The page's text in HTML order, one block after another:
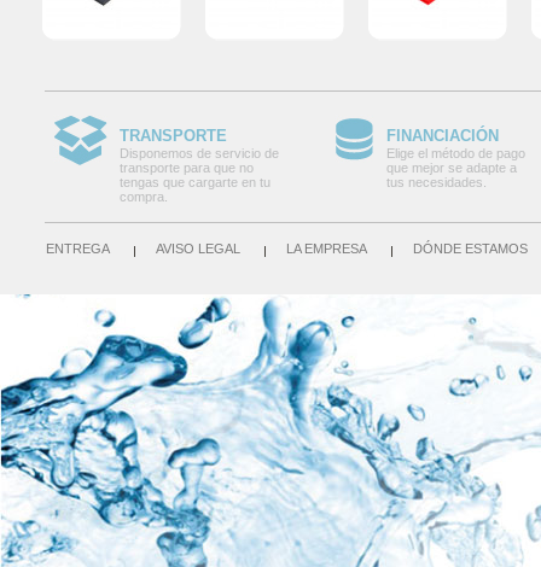
TRANSPORTE
Disponemos de servicio de
transporte para que no
tengas que cargarte en tu
compra.
FINANCIACIÓN
Elige el método de pago
que mejor se adapte a
tus necesidades.
ENTREGA AVISO LEGAL LA EMPRESA DÓNDE ESTAMOS